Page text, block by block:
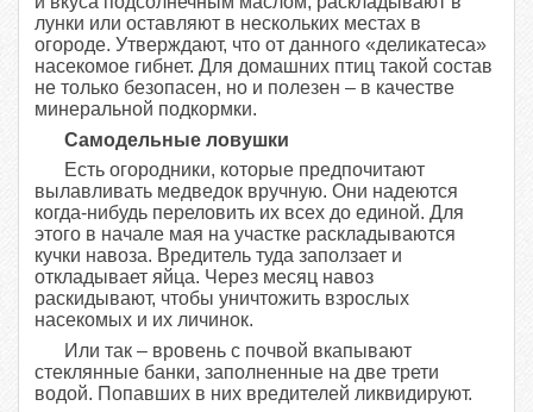
лунки или оставляют в нескольких местах в
огороде. Утверждают, что от данного «деликатеса»
насекомое гибнет. Для домашних птиц такой состав
не только безопасен, но и полезен – в качестве
минеральной подкормки.
Самодельные ловушки
Есть огородники, которые пред­почитают
вылавливать медведок вручную. Они надеются
когда-нибудь переловить их всех до единой. Для
этого в начале мая на участке раскладываются
кучки навоза. Вредитель туда заползает и
откладывает яйца. Через месяц навоз
раскидывают, чтобы уничтожить взрослых
насекомых и их личинок.
Или так – вровень с почвой вкапывают
стеклянные банки, заполненные на две трети
водой. Попавших в них вредителей ликвидируют.